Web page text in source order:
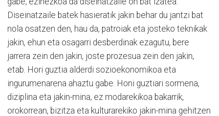
Diseinatzaile batek hasieratik jakin behar du jantzi bat
nola osatzen den, hau da, patroiak eta josteko teknikak
jakin, ehun eta osagarri desberdinak ezagutu, bere
jarrera zein den jakin, joste prozesua zein den jakin,
etab. Hori guztia alderdi sozioekonomikoa eta
ingurumenarena ahaztu gabe. Honi guztiari sormena,
diziplina eta jakin-mina, ez modarekikoa bakarrik,
orokorrean, bizitza eta kulturarekiko jakin-mina gehitzen